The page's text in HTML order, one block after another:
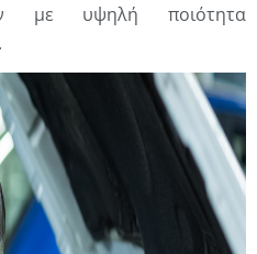
με υψηλή ποιότητα